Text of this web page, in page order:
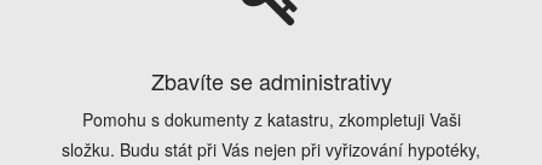
Zbavíte se administrativy
Pomohu s dokumenty z katastru, zkompletuji Vaši
složku. Budu stát při Vás nejen při vyřizování hypotéky,